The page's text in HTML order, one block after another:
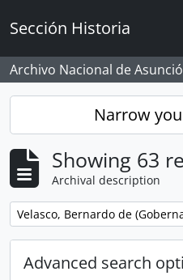
Sección Historia
Archivo Nacional de
Narrow
Showing 63
Archival description
Remove filter:
Advanced search